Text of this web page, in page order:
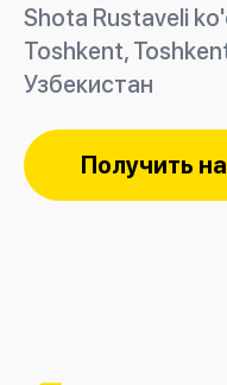
Shota Rustaveli
Тоshkent,
Узбекистан
Получить